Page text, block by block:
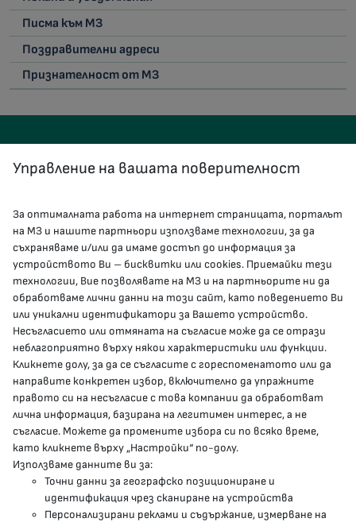
Писма към МЗ
Поздравителни адреси
Признателност от МЗ
КОНТАКТИ
гр.София, 1000, пл. „Света Неделя“ №5
delovodstvo@mh.government.bg
presscenter@mh.government.bg
МЗ В СОЦИАЛНИТЕ МРЕЖИ
Facebook страница
Instragram профил
YouTube канал
Threads профил
Управление на вашата поверителност
За оптималната работа на интернет страницата, порталът
на МЗ и нашите партньори използваме технологии, за да
съхраняваме и/или да имаме достъп до информация за
устройството Ви – бисквитки или cookies. Приемайки тези
технологии, Вие позволявате на МЗ и на партньорите ни да
обработваме лични данни на този сайт, като поведението Ви
или уникални идентификатори за Вашето устройство.
Несъгласието или отмяната на съгласие може да се отрази
неблагоприятно върху някои характеристики или функции.
Кликнете долу, за да се съгласите с гореспоменатото или да
направите конкретен избор, включително да упражните
правото си на несъгласие с това компании да обработват
лична информация, базирана на легитимен интерес, а не
съгласие. Можете да промените избора си по всяко време,
като кликнете върху „Настройки“ по-долу.
Използваме данните ви за:
Точни данни за географско позициониране и
идентификация чрез сканиране на устройства
Персонализирани реклами и съдържание, измерване на